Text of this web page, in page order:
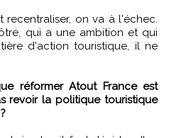
on va à l'échec.
qui a une ambition et qui
d'action touristique, il ne
réformer Atout France est
revoir la politique touristique